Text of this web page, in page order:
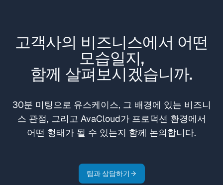
고객사의 비즈니스에서 어떤
모습일지,
함께 살펴보시겠습니까.
30분 미팅으로 유스케이스, 그 배경에 있는 비즈니
스 관점, 그리고 AvaCloud가 프로덕션 환경에서
어떤 형태가 될 수 있는지 함께 논의합니다.
팀과 상담하기